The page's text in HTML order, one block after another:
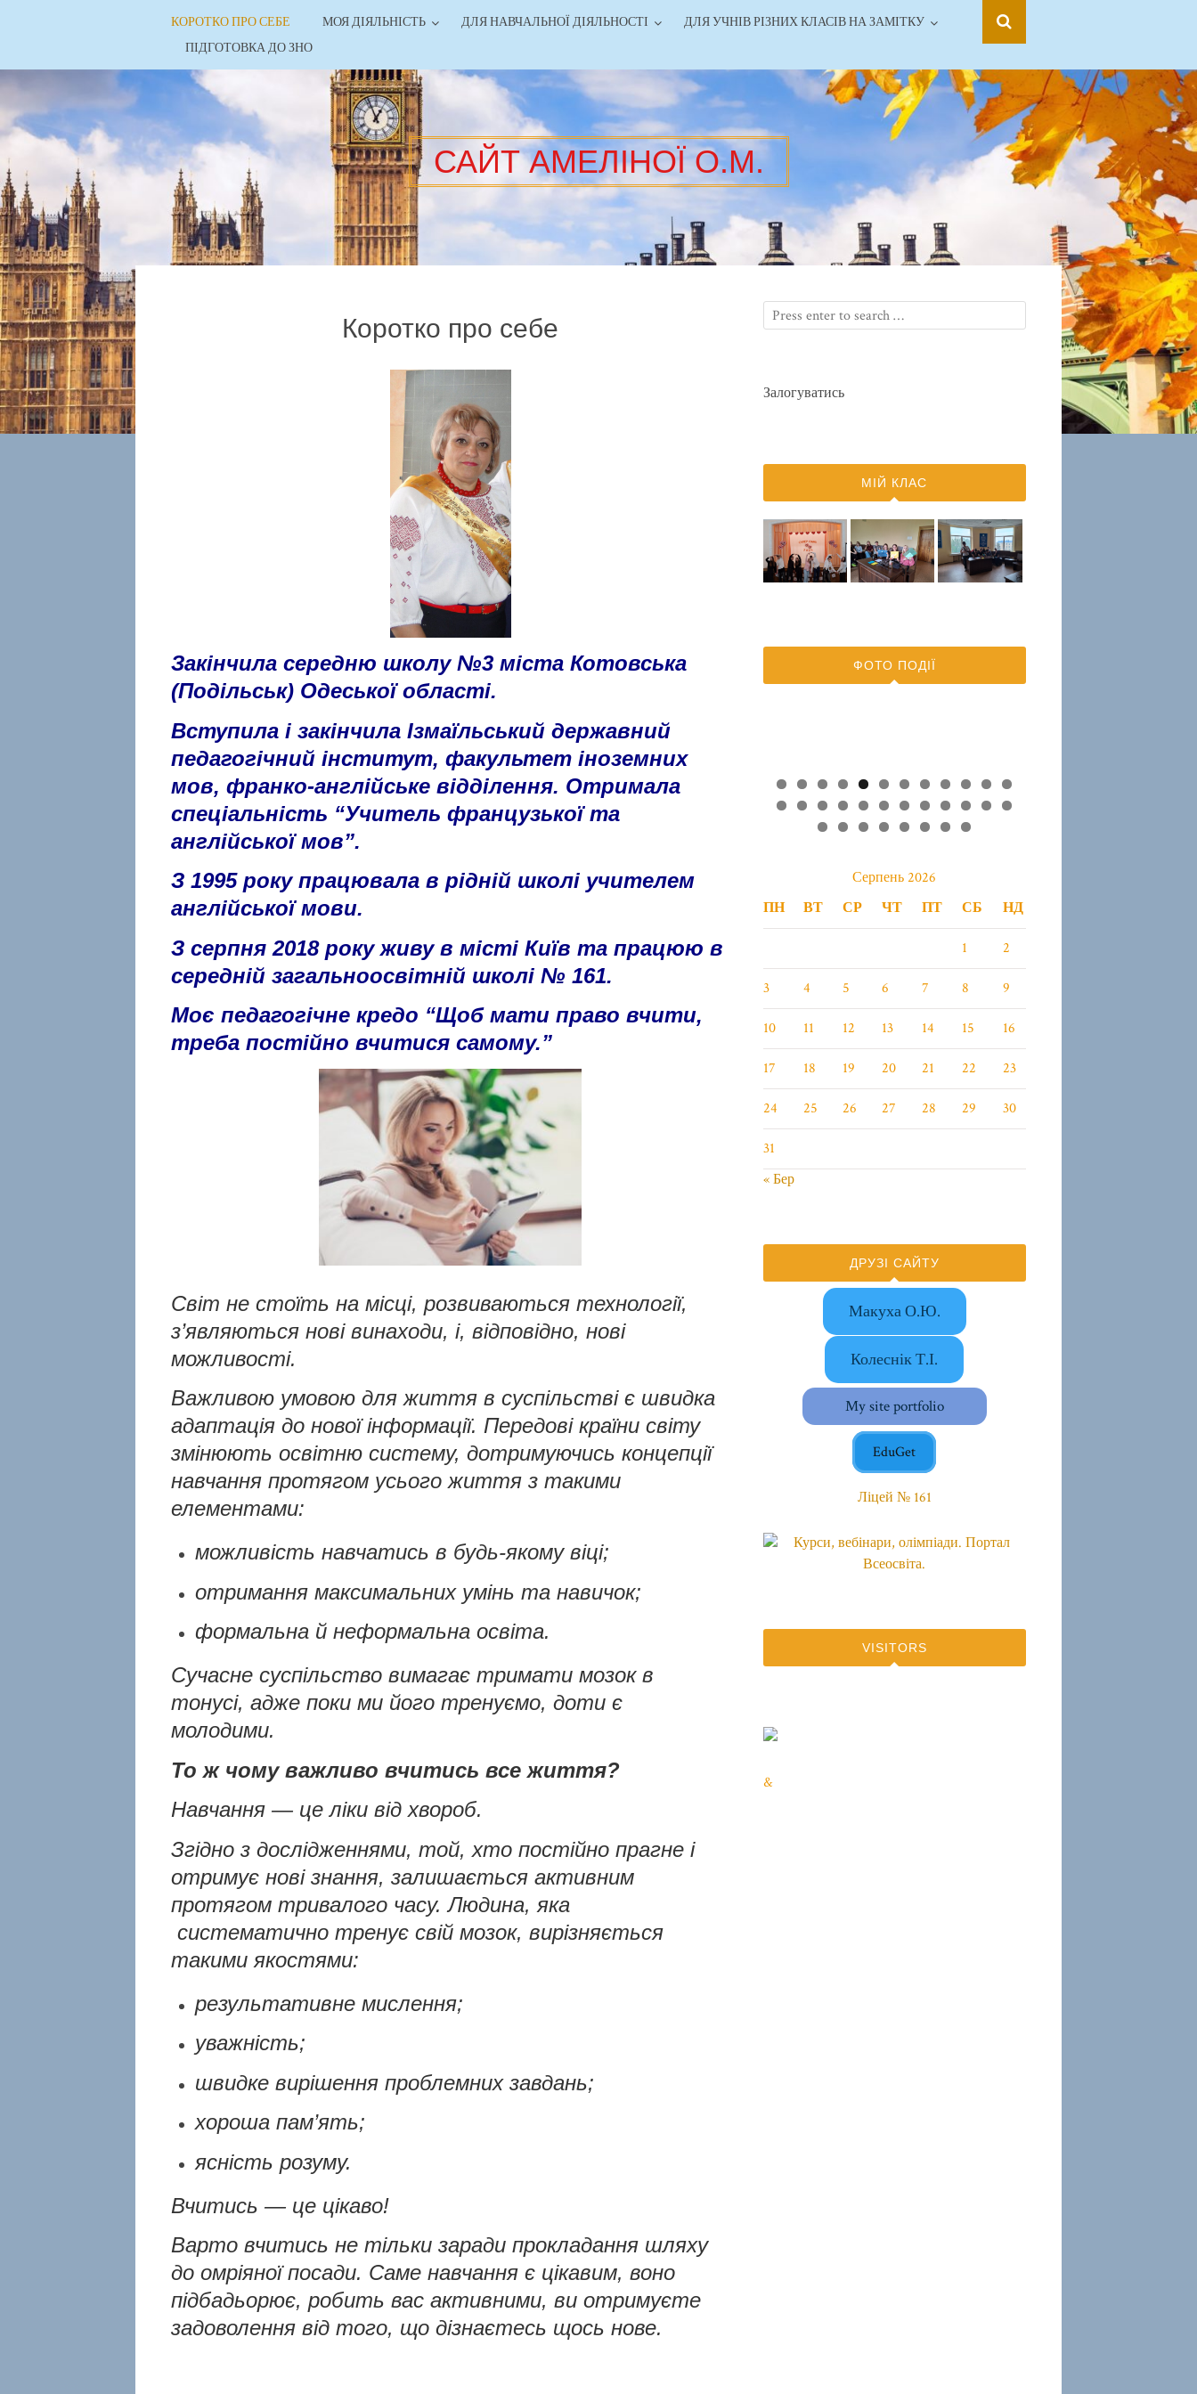
КОРОТКО ПРО СЕБЕ МОЯ ДІЯЛЬНІСТЬ ДЛЯ НАВЧАЛЬНОЇ ДІЯЛЬНОСТІ
ДЛЯ УЧНІВ РІЗНИХ КЛАСІВ НА ЗАМІТКУ
ПІДГОТОВКА ДО ЗНО
САЙТ АМЕЛІНОЇ О.М.
Коротко про себе
Закінчила середню школу №3 міста Котовська
(Подільськ) Одеської області.
Вступила і закінчила Ізмаїльський державний
педагогічний інститут, факультет іноземних
мов, франко-англійське відділення. Отримала
спеціальність “Учитель французької та
англійськоїмов”.
З 1995 року працювала в рідній школі учителем
англійськоїмови.
З серпня 2018 року живу в місті Київ та працюю в
середній загальноосвітній школі № 161.
Моє педагогічне кредо “Щоб мати право вчити,
треба постійно вчитися самому.”
Світ не стоїть на місці, розвиваються технології,
з’являються нові винаходи, і, відповідно, нові
можливості.
Важливою умовою для життя в суспільстві є швидка
адаптація до нової інформації. Передові країни світу
змінюють освітню систему, дотримуючись концепції
навчання протягом усього життя з такими
елементами:
можливість навчатись в будь-якому віці;
отримання максимальних умінь та навичок;
формальна й неформальна освіта.
Сучасне суспільство вимагає тримати мозок в
тонусі, адже поки ми його тренуємо, доти є
молодими.
То ж чому важливо вчитись все життя?
Навчання — це ліки від хвороб.
Згідно з дослідженнями, той, хто постійно прагне і
отримує нові знання, залишається активним
протягом тривалого часу. Людина, яка
систематично тренує свій мозок, вирізняється
такими якостями:
результативне мислення;
уважність;
швидке вирішення проблемних завдань;
хороша пам’ять;
ясність розуму.
Вчитись — це цікаво!
Варто вчитись не тільки заради прокладання шляху
до омріяної посади. Саме навчання є цікавим, воно
підбадьорює, робить вас активними, ви отримуєте
задоволення від того, що дізнаєтесь щось нове.
Залогуватись
МІЙ КЛАС
ФОТО ПОДІЇ
0 1
2
3
4 5 6 7 8 9 0 1 2 3
4
5
6 7 8 9 0 1 2
Серпень 2026
ПН
ВТ СР ЧТ ПТ СБ НД
1 2
3 4 5 6 7 8 9
10 11 12 13 14 15 16
17 18 19 20 21 22 23
24 25 26 27 28 29 30
31
« Бер
ДРУЗІ САЙТУ
Макуха О.Ю.
Колеснік Т.І.
My site portfolio
EduGet
Ліцей № 161
VISITORS
&